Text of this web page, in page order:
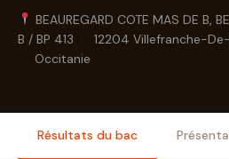
BEAUREGARD COTE MAS DE B,
B / BP 413 · 12204 Villefranche-
· Occitanie
Résultats du bac